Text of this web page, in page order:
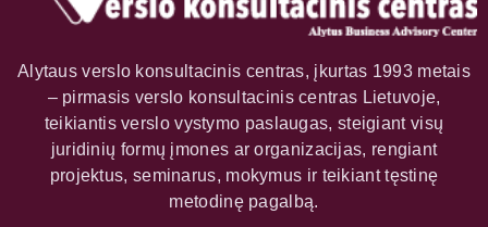
Alytaus verslo konsultacinis centras, įkurtas 1993 metais
– pirmasis verslo konsultacinis centras Lietuvoje,
teikiantis verslo vystymo paslaugas, steigiant visų
juridinių formų įmones ar organizacijas, rengiant
projektus, seminarus, mokymus ir teikiant tęstinę
metodinę pagalbą.